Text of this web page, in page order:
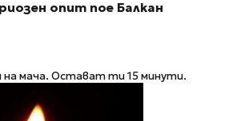
опит пое Балкан
на мача. Остават ти 15 минути.